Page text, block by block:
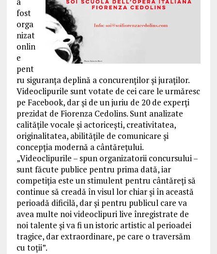
fost
orga
nizat
onlin
e
pent
ru siguranța deplină a concurenților și juraților.
Videoclipurile sunt votate de cei care le urmăresc
pe Facebook, dar și de un juriu de 20 de experți
prezidat de Fiorenza Cedolins. Sunt analizate
calitățile vocale și actoricești, creativitatea,
originalitatea, abilitățile de comunicare și
concepția modernă a cântărețului.
„Videoclipurile – spun organizatorii concursului –
sunt făcute publice pentru prima dată, iar
competiția este un stimulent pentru cântăreți să
continue să creadă în visul lor chiar și în această
perioadă dificilă, dar și pentru publicul care va
avea multe noi videoclipuri live înregistrate de
noi talente și va fi un istoric artistic al perioadei
tragice, dar extraordinare, pe care o traversăm
cu toții”.